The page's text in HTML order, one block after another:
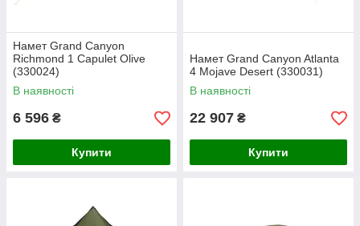
Намет Grand Canyon
Richmond 1 Capulet Olive
(330024)
В наявності
6 596 ₴
Купити
Намет Grand Canyon Atlanta
4 Mojave Desert (330031)
В наявності
22 907 ₴
Купити